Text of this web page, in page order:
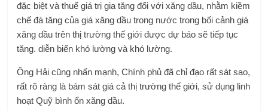
đặc biệt và thuế giá trị gia tăng đối với xăng dầu, nhằm kiềm
chế đà tăng của giá xăng dầu trong nước trong bối cảnh giá
xăng dầu trên thị trường thế giới được dự báo sẽ tiếp tục
tăng. diễn biến khó lường và khó lường.
Ông Hải cũng nhấn mạnh, Chính phủ đã chỉ đạo rất sát sao,
rất rõ ràng là bám sát giá cả thị trường thế giới, sử dụng linh
hoạt Quỹ bình ổn xăng dầu.